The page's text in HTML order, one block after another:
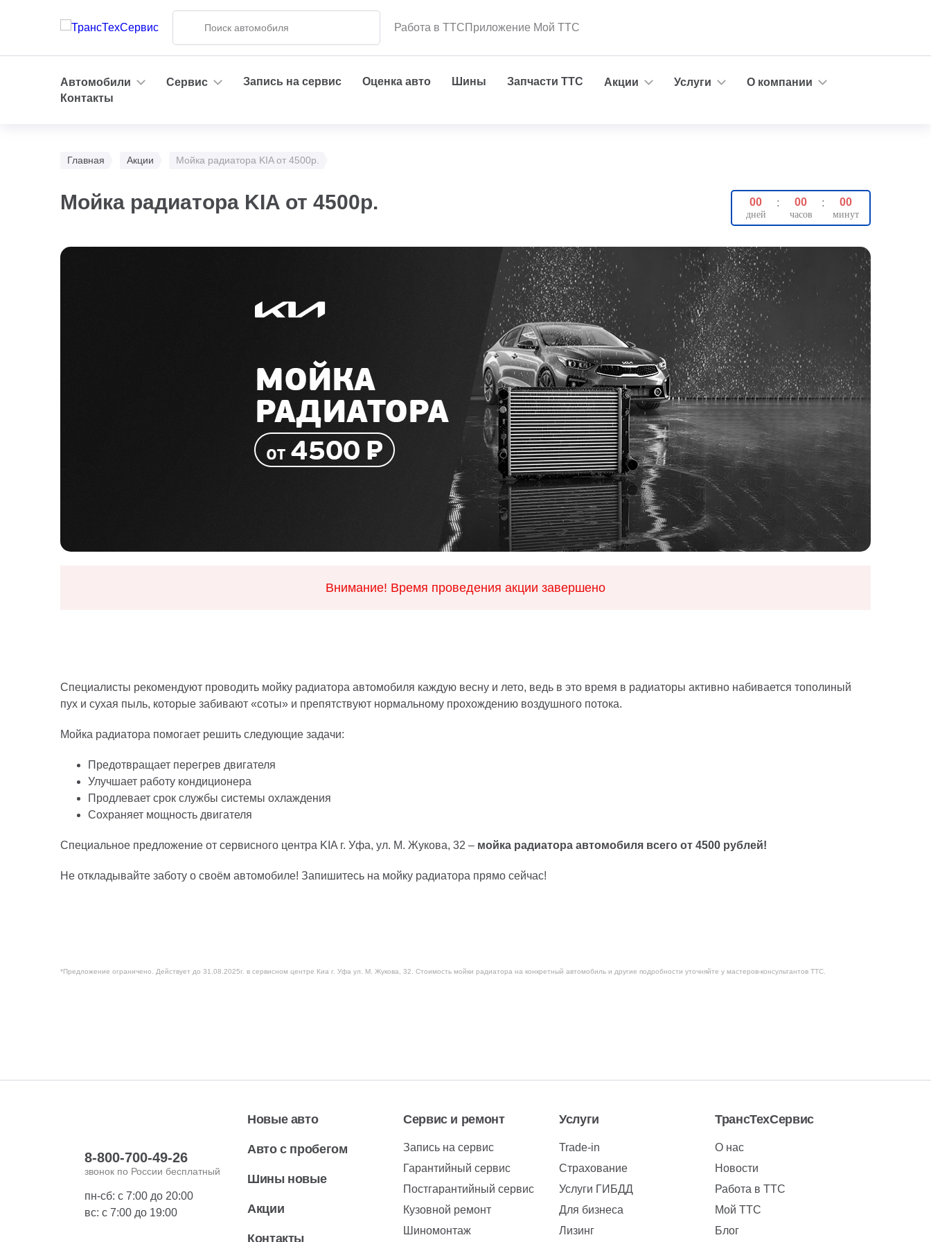
Работа в ТТСПриложение Мой ТТС
Автомобили Сервис Запись на сервис Оценка авто Шины Запчасти ТТС Акции Услуги
О компании
Контакты
Главная Акции Мойка радиатора KIA от 4500р.
Мойка радиатора KIA от 4500р. 00 : 00 : 00
Внимание! Время проведения акции завершено
Специалисты рекомендуют проводить мойку радиатора автомобиля каждую весну и лето, ведь в это время в радиаторы активно набивается тополиный
пух и сухая пыль, которые забивают «соты» и препятствуют нормальному прохождению воздушного потока.
Мойка радиатора помогает решить следующие задачи:
Предотвращает перегрев двигателя
Улучшает работу кондиционера
Продлевает срок службы системы охлаждения
Сохраняет мощность двигателя
Специальное предложение от сервисного центра KIA г. Уфа, ул. М. Жукова, 32 – мойка радиатора автомобиля всего от 4500 рублей!
Не откладывайте заботу о своём автомобиле! Запишитесь на мойку радиатора прямо сейчас!
*Предложение ограничено. Действует до 31.08.2025г. в сервисном центре Киа г. Уфа ул. М. Жукова, 32. Стоимость мойки радиатора на конкретный автомобиль и другие подробности уточняйте у мастеров-консультантов ТТС.
8-800-700-49-26
звонок по России бесплатный
пн-сб: с 7:00 до 20:00
вс: с 7:00 до 19:00
Новые авто
Авто с пробегом
Шины новые
Акции
Контакты
Сервис и ремонт
Запись на сервис
Гарантийный сервис
Постгарантийный сервис
Кузовной ремонт
Шиномонтаж
Услуги
Trade-in
Страхование
Услуги ГИБДД
Для бизнеса
Лизинг
ТрансТехСервис
О нас
Новости
Работа в ТТС
Мой ТТС
Блог